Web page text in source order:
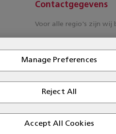
Contactgegevens
Voor alle regio's zijn wij
E: customercare@rbc-
Manage Preferences
Reject All
Accept All Cookies